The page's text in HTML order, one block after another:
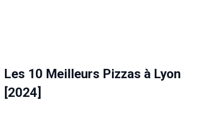
Les 10 Meilleurs Pizzas à Lyon
[2024]
de la façon
dont le site
Web est
utilisé.